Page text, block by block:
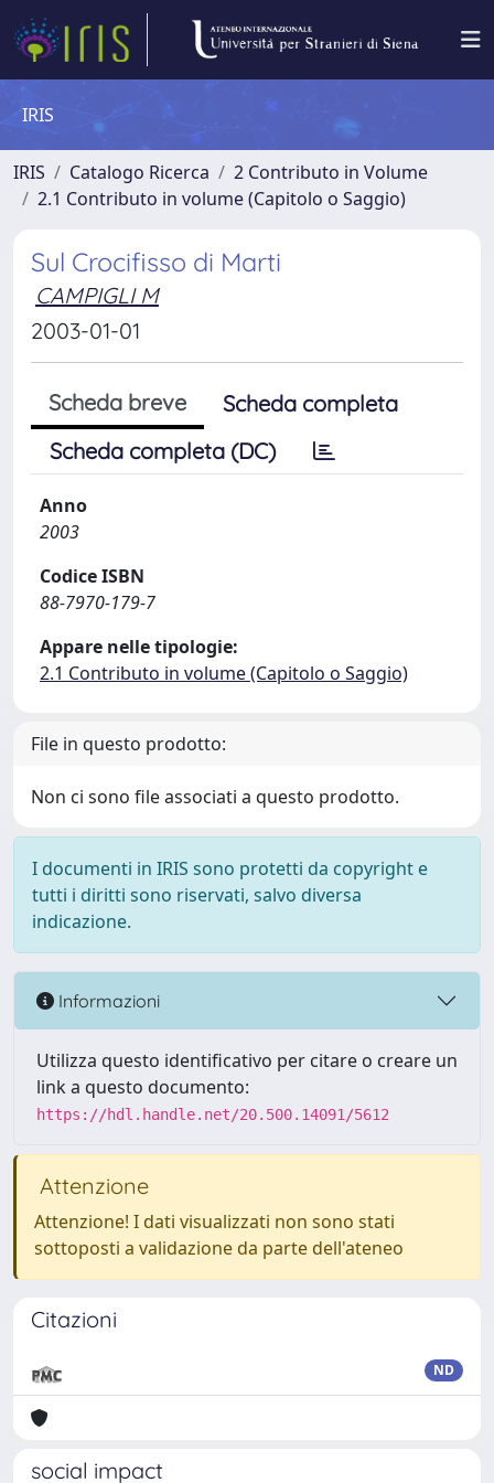
IRIS
IRIS Catalogo Ricerca
2 Contributo in Volume
2.1 Contributo in volume (Capitolo o Saggio)
Sul Crocifisso di Marti
CAMPIGLI M
2003-01-01
Scheda breve
Scheda completa
Scheda completa (DC)
Anno
2003
Codice ISBN
88-7970-179-7
Appare nelle tipologie:
2.1 Contributo in volume (Capitolo o Saggio)
File in questo prodotto:
Non ci sono file associati a questo prodotto.
I documenti in IRIS sono protetti da copyright e
tutti i diritti sono riservati, salvo diversa
indicazione.
Informazioni
Utilizza questo identificativo per citare o creare un
link a questo documento:
https://hdl.handle.net/20.500.14091/5612
Attenzione
Attenzione! I dati visualizzati non sono stati
sottoposti a validazione da parte dell'ateneo
Citazioni
ND
social impact